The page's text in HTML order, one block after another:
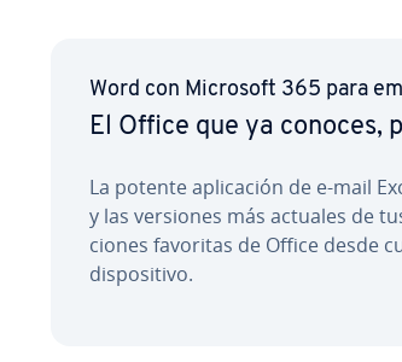
Word con Microsoft 365 para
El Office que ya conoces,
La potente apli­ca­ción de e-mail
y las versiones más actuales de
cio­nes favoritas de Office desde
di­s­po­si­ti­vo.